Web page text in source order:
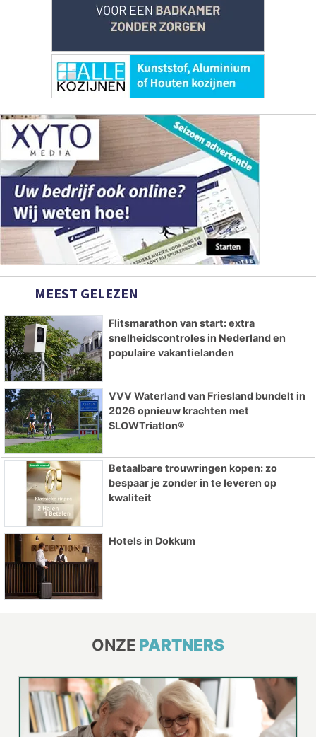
MEEST GELEZEN
Flitsmarathon van start: extra
snelheidscontroles in Nederland en
populaire vakantielanden
VVV Waterland van Friesland bundelt in
2026 opnieuw krachten met
SLOWTriatlon®
Betaalbare trouwringen kopen: zo
bespaar je zonder in te leveren op
kwaliteit
Hotels in Dokkum
ONZE PARTNERS